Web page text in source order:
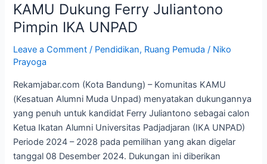
KAMU Dukung Ferry Juliantono
Pimpin IKA UNPAD
Leave a Comment / Pendidikan, Ruang Pemuda / Niko
Prayoga
Rekamjabar.com (Kota Bandung) – Komunitas KAMU
(Kesatuan Alumni Muda Unpad) menyatakan dukungannya
yang penuh untuk kandidat Ferry Juliantono sebagai calon
Ketua Ikatan Alumni Universitas Padjadjaran (IKA UNPAD)
Periode 2024 – 2028 pada pemilihan yang akan digelar
tanggal 08 Desember 2024. Dukungan ini diberikan
Ferry
Juliantono
Pimpin
IKA
UNPAD